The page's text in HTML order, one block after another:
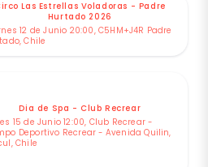
Las Estrellas Voladoras - Padre
Hurtado 2026
12 de Junio 20:00, C5HM+J4R Padre
Chile
Dia de Spa - Club Recrear
15 de Junio 12:00, Club Recrear -
Deportivo Recrear - Avenida Quilin,
Chile